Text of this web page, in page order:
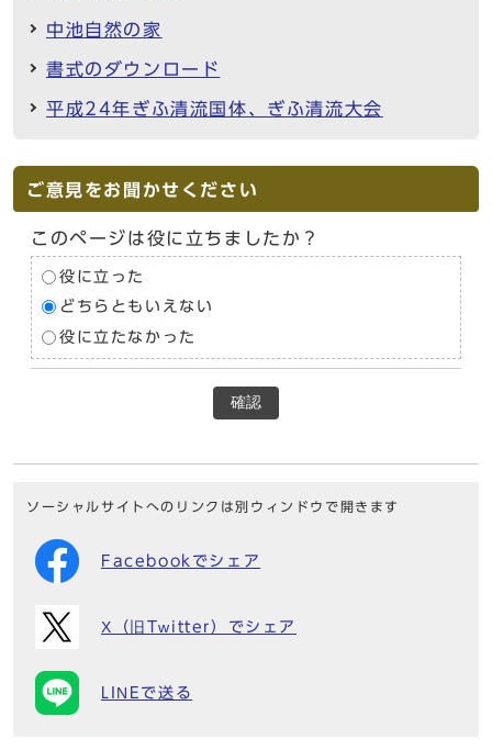
中池自然の家
書式のダウンロード
平成24年ぎふ清流国体、ぎふ清流大会
ご意見をお聞かせください
このページは役に立ちましたか？
役に立った
どちらともいえない
役に立たなかった
確認
ソーシャルサイトへのリンクは別ウィンドウで開きます
Facebookでシェア
X（旧Twitter）でシェア
LINEで送る